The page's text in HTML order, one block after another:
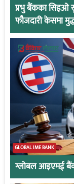
प्रभु बैंकका सिइओ
फौजदारी केसमा
GLOBAL IME BANK
ग्लोबल आइएमई